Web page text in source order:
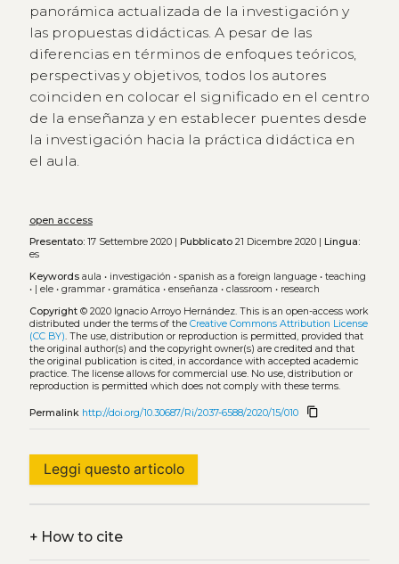
panorámica actualizada de la investigación y
las propuestas didácticas. A pesar de las
diferencias en términos de enfoques teóricos,
perspectivas y objetivos, todos los autores
coinciden en colocar el significado en el centro
de la enseñanza y en establecer puentes desde
la investigación hacia la práctica didáctica en
el aula.
open access
Presentato:17 Settembre 2020 | Pubblicato21 Dicembre 2020 |
Lingua:
es
Keywords aula • investigación • spanish as a foreign language• teaching
•
| ele• grammar• gramática • enseñanza • classroom • research
Copyright© 2020 Ignacio Arroyo Hernández. This is an open-access work
distributed under the terms of the Creative Commons Attribution License
(CC BY). The use, distribution or reproduction is permitted, provided that
the original author(s) and the copyright owner(s) are credited and that
the original publication is cited, in accordance with accepted academic
practice. The license allows for commercial use. No use, distribution or
reproduction is permitted which does not comply with these terms.
Permalink http://doi.org/10.30687/Ri/2037-6588/2020/15/010 content_copy
Leggi questo articolo
+How to cite